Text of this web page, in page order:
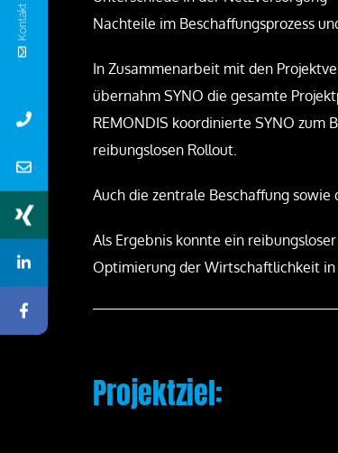
Nachteile im Beschaffungsprozess
In Zusammenarbeit mit den
übernahm SYNO die gesamte
REMONDIS koordinierte SYNO zum
reibungslosen Rollout.
Auch die zentrale Beschaffung sowie
Als Ergebnis konnte ein
Optimierung der Wirtschaftlichkeit
Projektziel:
Kontakt